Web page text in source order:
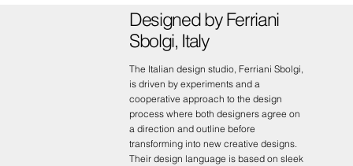
Designed by Ferriani
Sbolgi, Italy
The Italian design studio, Ferriani Sbolgi,
is driven by experiments and a
cooperative approach to the design
process where both designers agree on
a direction and outline before
transforming into new creative designs.
Their design language is based on sleek